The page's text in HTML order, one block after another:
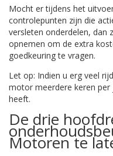
Mocht er tijdens het
controlepunten zijn die
versleten onderdelen, dan
opnemen om de extra
goedkeuring te vragen.
Let op: Indien u erg veel
motor meerdere keren per
heeft.
De drie
Motoren te